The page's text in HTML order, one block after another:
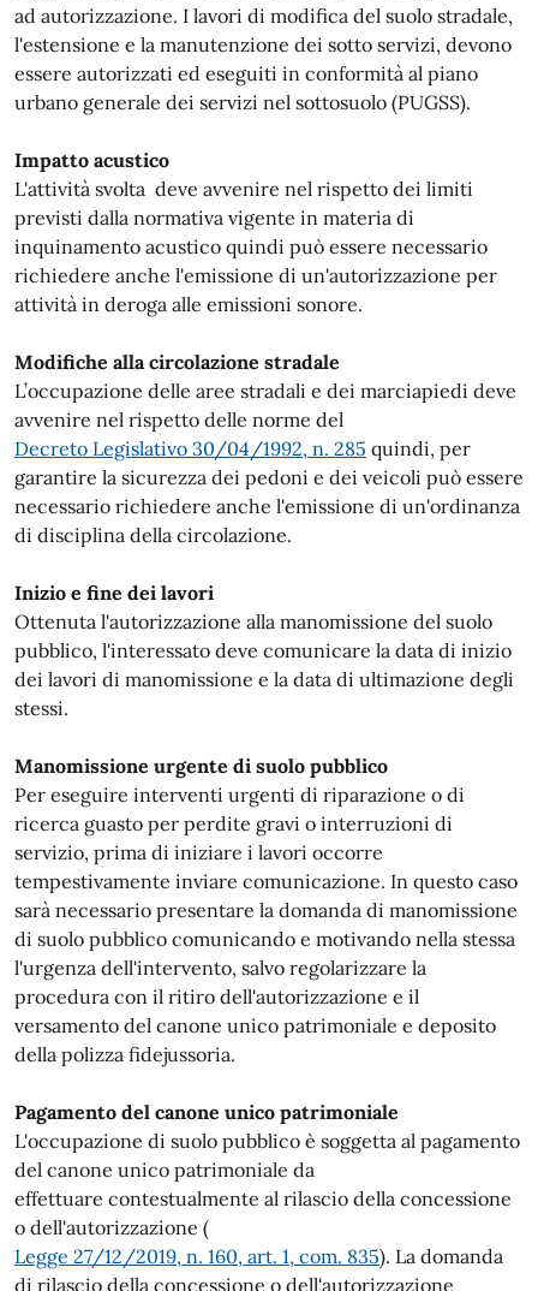
ad autorizzazione. I lavori di modifica del suolo stradale,
l'estensione e la manutenzione dei sotto servizi, devono
essere autorizzati ed eseguiti in conformità al piano
urbano generale dei servizi nel sottosuolo (PUGSS).
Impatto acustico
L'attività svolta deve avvenire nel rispetto dei limiti
previsti dalla normativa vigente in materia di
inquinamento acustico quindi può essere necessario
richiedere anche l'emissione di un'autorizzazione per
attività in deroga alle emissioni sonore.
Modifiche alla circolazione stradale
L’occupazione delle aree stradali e dei marciapiedi deve
avvenire nel rispetto delle norme del
Decreto Legislativo 30/04/1992, n. 285 quindi, per
garantire la sicurezza dei pedoni e dei veicoli può essere
necessario richiedere anche l'emissione di un'ordinanza
di disciplina della circolazione.
Inizio e fine dei lavori
Ottenuta l'autorizzazione alla manomissione del suolo
pubblico, l'interessato deve comunicare la data di inizio
dei lavori di manomissione e la data di ultimazione degli
stessi.
Manomissione urgente di suolo pubblico
Per eseguire interventi urgenti di riparazione o di
ricerca guasto per perdite gravi o interruzioni di
servizio, prima di iniziare i lavori occorre
tempestivamente inviare comunicazione. In questo caso
sarà necessario presentare la domanda di manomissione
di suolo pubblico comunicando e motivando nella stessa
l'urgenza dell'intervento, salvo regolarizzare la
procedura con il ritiro dell'autorizzazione e il
versamento del canone unico patrimoniale e deposito
della polizza fidejussoria.
Pagamento del canone unico patrimoniale
L'occupazione di suolo pubblico è soggetta al pagamento
del canone unico patrimoniale da
effettuare contestualmente al rilascio della concessione
o dell'autorizzazione (
Legge 27/12/2019, n. 160, art. 1, com. 835). La domanda
di rilascio della concessione o dell'autorizzazione